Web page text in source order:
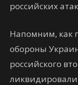
российских
Напомним, как
обороны
российского
ликвидировали